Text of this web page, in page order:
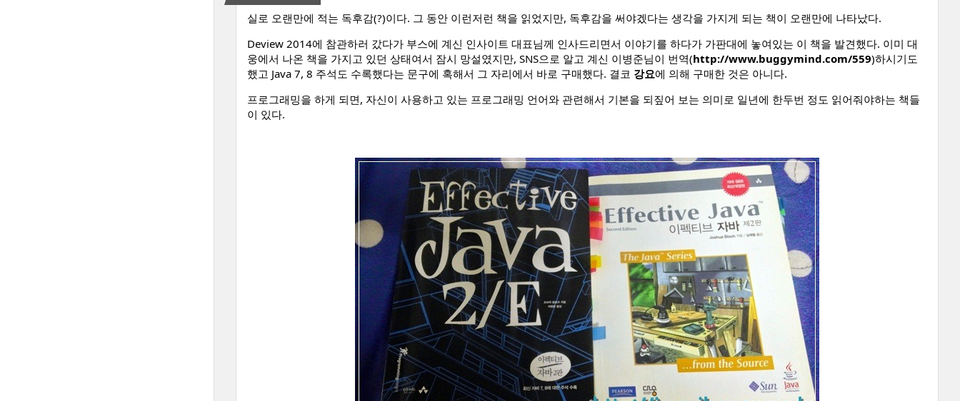
실로 오랜만에 적는 독후감(?)이다. 그 동안 이런저런 책을 읽었지만, 독후감을 써야겠다는 생각을 가지게 되는 책이 오랜만에 나타났다.
Deview 2014에 참관하러 갔다가 부스에 계신 인사이트 대표님께 인사드리면서 이야기를 하다가 가판대에 놓여있는 이 책을 발견했다. 이미 대
웅에서 나온 책을 가지고 있던 상태여서 잠시 망설였지만, SNS으로 알고 계신 이병준님이 번역(http://www.buggymind.com/559)하시기도
했고 Java 7, 8 주석도 수록했다는 문구에 혹해서 그 자리에서 바로 구매했다. 결코 강요에 의해 구매한 것은 아니다.
프로그래밍을 하게 되면, 자신이 사용하고 있는 프로그래밍 언어와 관련해서 기본을 되짚어 보는 의미로 일년에 한두번 정도 읽어줘야하는 책들
이 있다.